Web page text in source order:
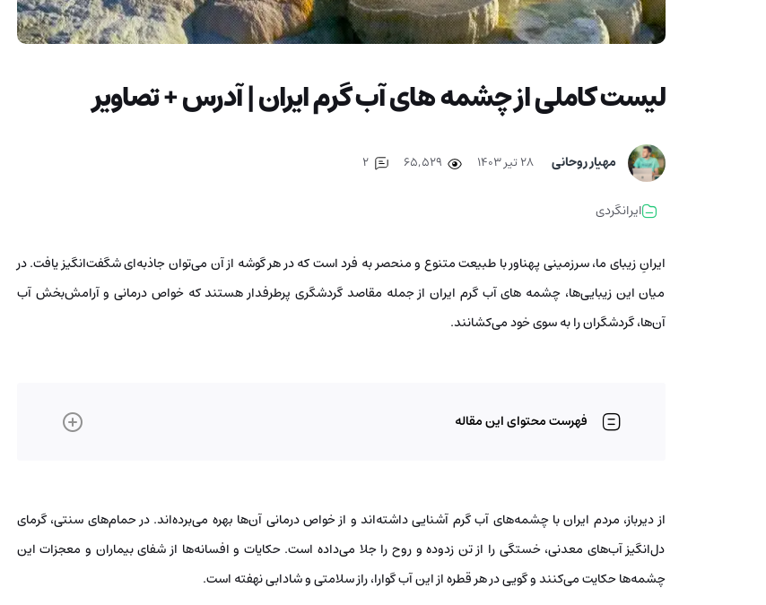
لیست کاملی از چشمه های آب گرم ایران | آدرس + تصاویر
مهیار روحانی ۲۸ تیر ۱۴۰۳ 2
ایرانگردی
ایرانِ زیبای ما، سرزمینی پهناور با طبیعت متنوع و منحصر به فرد است که در هر گوشه از آن می‌توان جاذبه‌ای شگفت‌انگیز یافت. در
میان این زیبایی‌ها، چشمه های آب گرم ایران از جمله مقاصد گردشگری پرطرفدار هستند که خواص درمانی و آرامش‌بخش آب
آن‌ها، گردشگران را به سوی خود می‌کشانند.
فهرست محتوای این مقاله
از دیرباز، مردم ایران با چشمه‌های آب گرم آشنایی داشته‌اند و از خواص درمانی آن‌ها بهره می‌برده‌اند. در حمام‌های سنتی، گرمای
دل‌انگیز آب‌های معدنی، خستگی را از تن زدوده و روح را جلا می‌داده است. حکایات و افسانه‌ها از شفای بیماران و معجزات این
چشمه‌ها حکایت می‌کنند و گویی در هر قطره از این آب گوارا، راز سلامتی و شادابی نهفته است.